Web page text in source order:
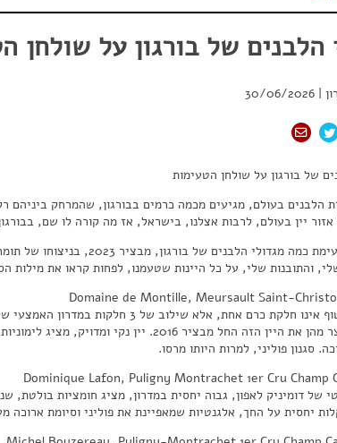
הלבנים של בורגון על שולחן
|
30/06/2026
של בורגון על שולחן הטעימות
הלבנים בעולם, מגיעים מכמה כרמים בבורגון, שהמרחק
יין בעולם, לרבות אצלנו, בישראל, אז מה קורה לו שם,
נפגשנו לטעימת כמה מגדולי
והתובנות שלי, על כל היינות שטעמנו, לפחות קראו את מילות
Domaine de Montille, Meursault Saint-
מנטיי מייצר מהן את היין הזה החל מבציר
סגנון פוליני, למרות היותו מרסו.
Dominique Lafon, Puligny Montrachet 1er Cru Champ
של דומיניק לאפון, גבוה יחסית במדרון, מציג חומציות בולטת,
יחסית על החך, אלגנטיות שמאפיינת את פוליני וסיומת ארוכה